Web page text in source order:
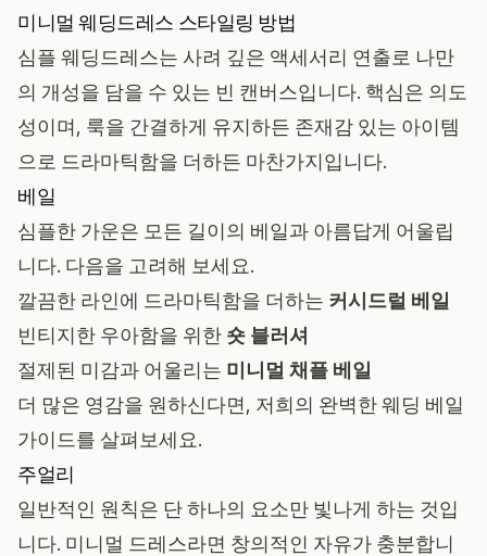
미니멀 웨딩드레스 스타일링 방법
심플 웨딩드레스는 사려 깊은 액세서리 연출로 나만
의 개성을 담을 수 있는 빈 캔버스입니다. 핵심은 의도
성이며, 룩을 간결하게 유지하든 존재감 있는 아이템
으로 드라마틱함을 더하든 마찬가지입니다.
베일
심플한 가운은 모든 길이의 베일과 아름답게 어울립
니다. 다음을 고려해 보세요.
깔끔한 라인에 드라마틱함을 더하는 커시드럴 베일
빈티지한 우아함을 위한 숏 블러셔
절제된 미감과 어울리는 미니멀 채플 베일
더 많은 영감을 원하신다면, 저희의 완벽한웨딩 베일
가이드를 살펴보세요.
주얼리
일반적인 원칙은 단 하나의 요소만 빛나게 하는 것입
니다. 미니멀 드레스라면 창의적인 자유가 충분합니